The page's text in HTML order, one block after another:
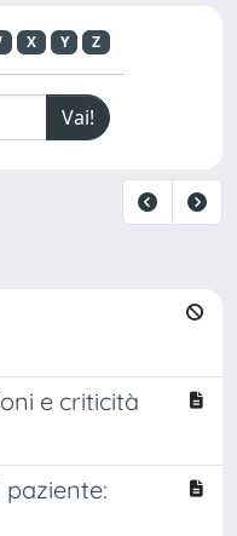
X Y Z
e criticità